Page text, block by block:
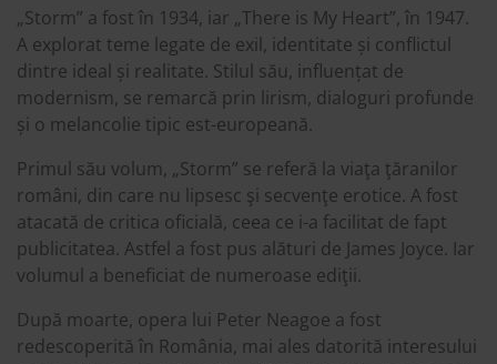
„Storm” a fost în 1934, iar „There is My Heart”, în 1947.
A explorat teme legate de exil, identitate și conflictul
dintre ideal și realitate. Stilul său, influențat de
modernism, se remarcă prin lirism, dialoguri profunde
și o melancolie tipic est-europeană.
Primul său volum, „Storm” se referă la viaţa ţăranilor
români, din care nu lipsesc şi secvenţe erotice. A fost
atacată de critica oficială, ceea ce i-a facilitat de fapt
publicitatea. Astfel a fost pus alături de James Joyce. Iar
volumul a beneficiat de numeroase ediţii.
După moarte, opera lui Peter Neagoe a fost
redescoperită în România, mai ales datorită interesului